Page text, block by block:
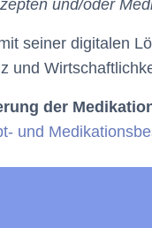
und/oder
seiner digitalen
und
der
und